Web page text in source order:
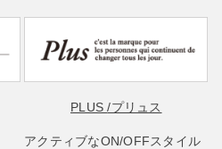
PLUS/プリュス
アクティブなON/OFFスタイル